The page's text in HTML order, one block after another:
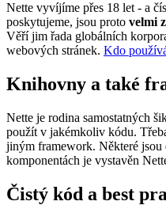
Nette vyvíjíme přes 18 let - a
poskytujeme, jsou proto velmi
Věří jim řada globálních
webových stránek. Kdo
Knihovny a také
Nette je rodina samostatných
použít v jakémkoliv kódu.
jiným framework. Některé jsou
komponentách je vystavěn
Čistý kód a best